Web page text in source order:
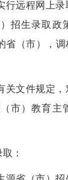
行远程网上
招生录取政
省（市），
关文件规定
市）教育主
：